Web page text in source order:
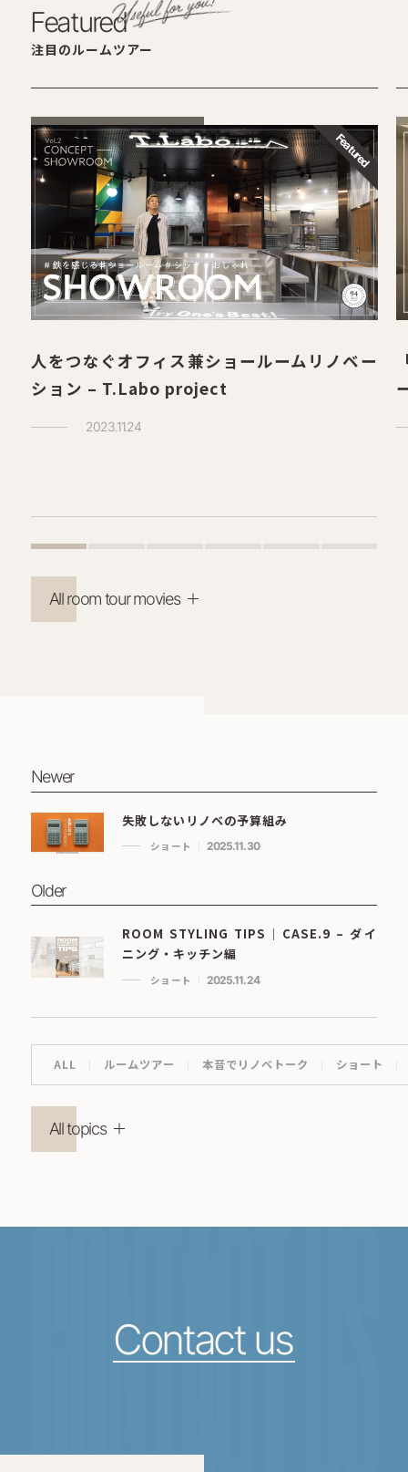
Featured
注目のルームツアー
人をつなぐオフィス兼ショールームリノベー
ション – T.Labo project
2023.11.24
All room tour movies
Newer
失敗しないリノベの予算組み
ショート 2025.11.30
Older
ROOM STYLING TIPS｜CASE.9 – ダイ
ニング・キッチン編
ショート 2025.11.24
ALL ルームツアー 本音でリノベトーク ショート
All topics
CONTACT US
Contact us